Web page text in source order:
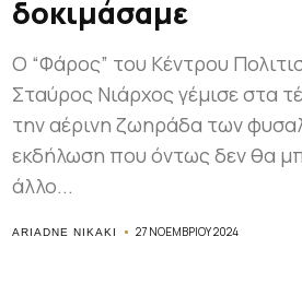
δοκιμάσαμε
Ο “Φάρος” του Κέντρου
Σταύρος Νιάρχος γέμισε στα
την αέρινη ζωηράδα των
εκδήλωση που όντως δεν θα
άλλο...
ARIADNE NIKAKI 27 ΝΟΕΜΒΡΊΟΥ 2024